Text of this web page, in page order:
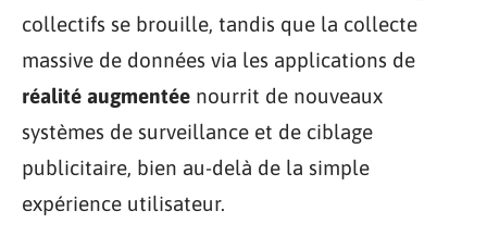
collectifs se brouille, tandis que la collecte
massive de données via les applications de
réalité augmentée nourrit de nouveaux
systèmes de surveillance et de ciblage
publicitaire, bien au-delà de la simple
expérience utilisateur.